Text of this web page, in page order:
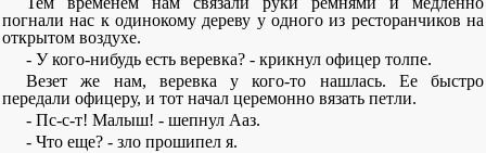
погнали нас к одинокому дереву у одного из ресторанчиков на
открытом воздухе.
- У кого-нибудь есть веревка? - крикнул офицер толпе.
Везет же нам, веревка у кого-то нашлась. Ее быстро
передали офицеру, и тот начал церемонно вязать петли.
- Пс-с-т! Малыш! - шепнул Ааз.
- Что еще? - зло прошипел я.